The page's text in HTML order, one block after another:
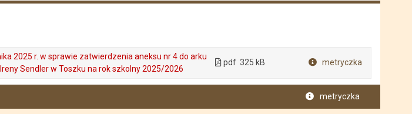
2025 r. w sprawie zatwierdzenia aneksu nr 4 do arku
Sendler w Toszku na rok szkolny 2025/2026
pdf 325 kB metryczka
metryczka